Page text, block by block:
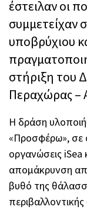
έστειλαν οι
συμμετείχαν
υποβρύχιου
στήριξη του
Περαχώρας –
Η δράση
«Προσφέρω», σε
οργανώσεις iSea
απομάκρυνση
βυθό της